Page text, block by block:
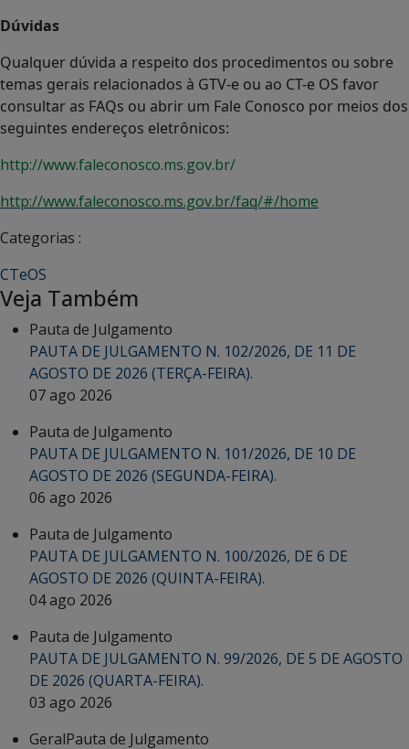
Dúvidas
Qualquer dúvida a respeito dos procedimentos ou sobre
temas gerais relacionados à GTV-e ou ao CT-e OS favor
consultar as FAQs ou abrir um Fale Conosco por meios dos
seguintes endereços eletrônicos:
http://www.faleconosco.ms.gov.br/
http://www.faleconosco.ms.gov.br/faq/#/home
Categorias :
CTeOS
Veja Também
Pauta de Julgamento
PAUTA DE JULGAMENTO N. 102/2026, DE 11 DE
AGOSTO DE 2026 (TERÇA-FEIRA).
07 ago 2026
Pauta de Julgamento
PAUTA DE JULGAMENTO N. 101/2026, DE 10 DE
AGOSTO DE 2026 (SEGUNDA-FEIRA).
06 ago 2026
Pauta de Julgamento
PAUTA DE JULGAMENTO N. 100/2026, DE 6 DE
AGOSTO DE 2026 (QUINTA-FEIRA).
04 ago 2026
Pauta de Julgamento
PAUTA DE JULGAMENTO N. 99/2026, DE 5 DE AGOSTO
DE 2026 (QUARTA-FEIRA).
03 ago 2026
GeralPauta de Julgamento